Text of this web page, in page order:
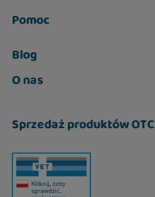
Pomoc
Blog
O nas
Sprzedaż produktów OTC